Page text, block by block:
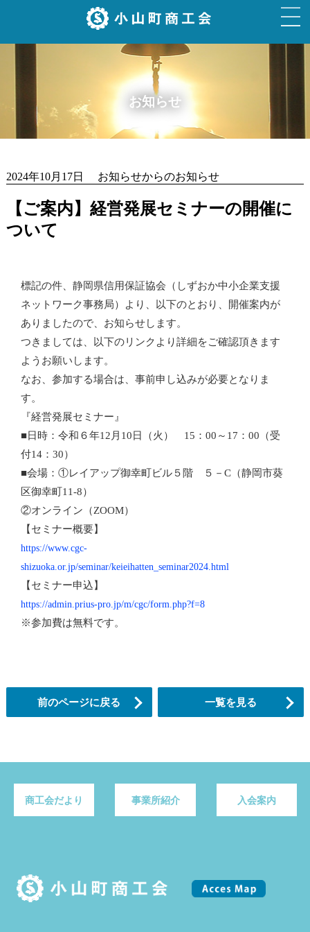
お知らせ
2024年10月17日 お知らせからのお知らせ
【ご案内】経営発展セミナーの開催に
ついて
標記の件、静岡県信用保証協会（しずおか中小企業支援
ネットワーク事務局）より、以下のとおり、開催案内が
ありましたので、お知らせします。
つきましては、以下のリンクより詳細をご確認頂きます
ようお願いします。
なお、参加する場合は、事前申し込みが必要となりま
す。
『経営発展セミナー』
■日時：令和６年12月10日（火） 15：00～17：00（受
付14：30）
■会場：①レイアップ御幸町ビル５階 ５－C（静岡市葵
区御幸町11-8）
②オンライン（ZOOM）
【セミナー概要】
https://www.cgc-
shizuoka.or.jp/seminar/keieihatten_seminar2024.html
【セミナー申込】
https://admin.prius-pro.jp/m/cgc/form.php?f=8
※参加費は無料です。
前のページに戻る 一覧を見る
商工会だより 事業所紹介 入会案内